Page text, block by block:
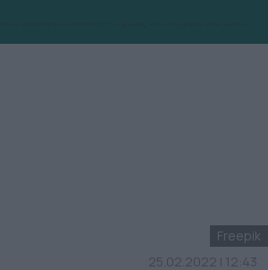
Freepik
25.02.2022 | 12:43